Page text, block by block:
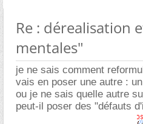
Re : dérealisation
mentales"
je ne sais comment
vais en poser une autre :
ou je ne sais quelle autre
peut-il poser des "défauts